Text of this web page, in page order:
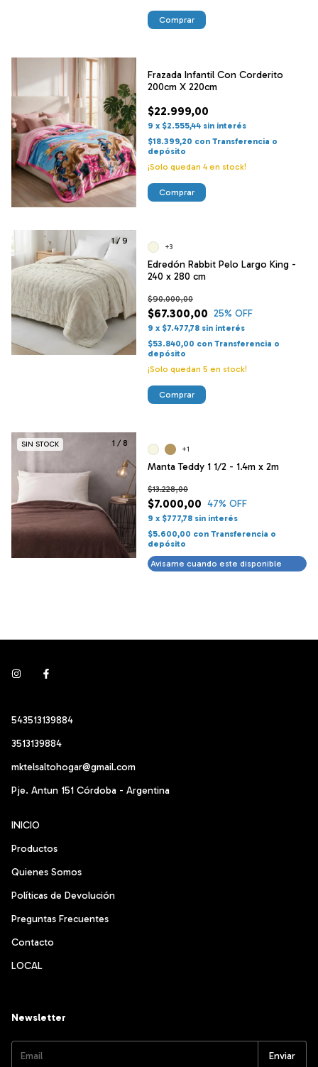
Comprar
Frazada Infantil Con Corderito
200cm X 220cm
$22.999,00
9 x $2.555,44 sin interés
$18.399,20 con Transferencia o
depósito
¡Solo quedan 4en stock!
1/9
Edredón Rabbit Pelo Largo King -
240 x 280 cm
$67.300,00
$90.000,00
25% OFF
9 x $7.477,78 sin interés
$53.840,00 con Transferencia o
depósito
¡Solo quedan 5 en stock!
+3
Comprar
1 /8
SIN STOCK
Manta Teddy 1 1/2 - 1.4m x 2m
$7.000,00
$13.228,00
47% OFF
9 x $777,78 sin interés
$5.600,00 con Transferencia o
depósito
+1
Avisame cuando este disponible
543513139884
3513139884
mktelsaltohogar@gmail.com
Pje. Antun 151 Córdoba - Argentina
INICIO
Productos
Quienes Somos
Políticas de Devolución
Preguntas Frecuentes
Contacto
LOCAL
Newsletter